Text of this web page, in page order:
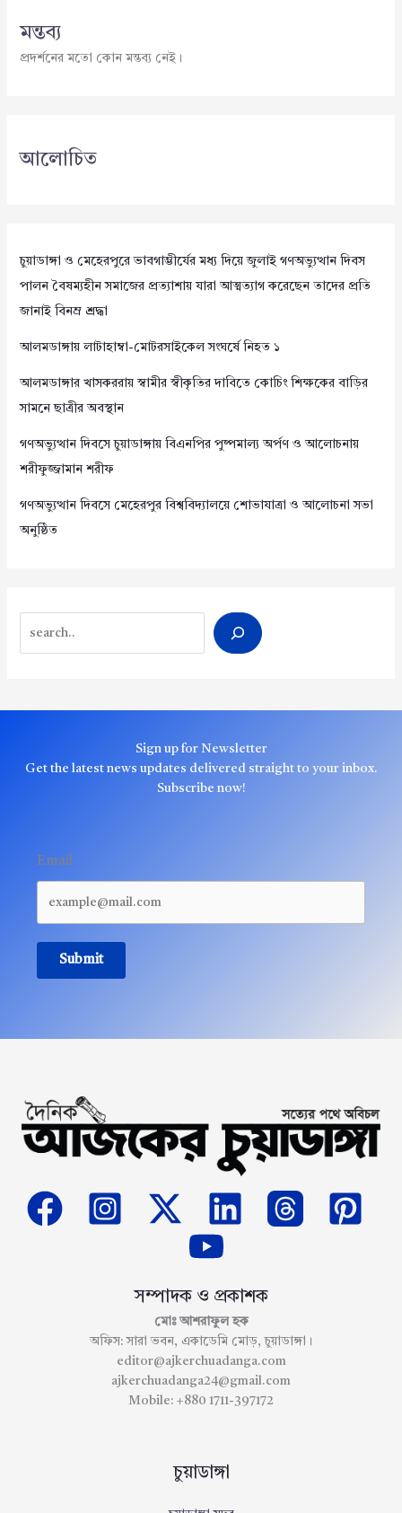
মন্তব্য
প্রদর্শনের মতো কোন মন্তব্য নেই।
আলোচিত
চুয়াডাঙ্গা ও মেহেরপুরে ভাবগাম্ভীর্যের মধ্য দিয়ে জুলাই গণঅভ্যুত্থান দিবস
পালন বৈষম্যহীন সমাজের প্রত্যাশায় যারা আত্মত্যাগ করেছেন তাদের প্রতি
জানাই বিনম্র শ্রদ্ধা
আলমডাঙ্গায় লাটাহাম্বা-মোটরসাইকেল সংঘর্ষে নিহত ১
আলমডাঙ্গার খাসকররায় স্বামীর স্বীকৃতির দাবিতে কোচিং শিক্ষকের বাড়ির
সামনে ছাত্রীর অবস্থান
গণঅভ্যুত্থান দিবসে চুয়াডাঙ্গায় বিএনপির পুষ্পমাল্য অর্পণ ও আলোচনায়
শরীফুজ্জামান শরীফ
গণঅভ্যুত্থান দিবসে মেহেরপুর বিশ্ববিদ্যালয়ে শোভাযাত্রা ও আলোচনা সভা
অনুষ্ঠিত
Sign up for Newsletter
Get the latest news updates delivered straight to your inbox.
Subscribe now!
Email
Submit
সম্পাদক ও প্রকাশক
মোঃ আশরাফুল হক
অফিস: সারা ভবন, একাডেমি মোড়, চুয়াডাঙ্গা।
editor@ajkerchuadanga.com
ajkerchuadanga24@gmail.com
Mobile: +880 1711-397172
চুয়াডাঙ্গা